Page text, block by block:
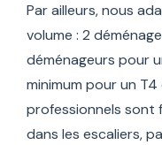
Par ailleurs, nous
volume : 2
déménageurs pour
minimum pour un
professionnels sont
dans les escaliers,